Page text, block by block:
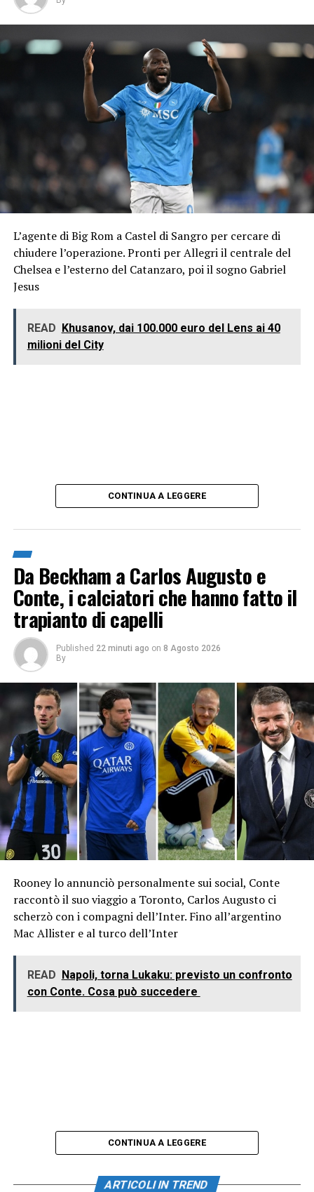
L’agente di Big Rom a Castel di Sangro per cercare di
chiudere l’operazione. Pronti per Allegri il centrale del
Chelsea e l’esterno del Catanzaro, poi il sogno Gabriel
Jesus
READ Khusanov, dai 100.000 euro del Lens ai 40
milioni del City
CONTINUA A LEGGERE
Da Beckham a Carlos Augusto e
Conte, i calciatori che hanno fatto il
trapianto di capelli
Published 22 minuti ago on 8 Agosto 2026
By
Rooney lo annunciò personalmente sui social, Conte
raccontò il suo viaggio a Toronto, Carlos Augusto ci
scherzò con i compagni dell’Inter. Fino all’argentino
Mac Allister e al turco dell’Inter
READ Napoli, torna Lukaku: previsto un confronto
con Conte. Cosa può succedere
CONTINUA A LEGGERE
ARTICOLI IN TREND